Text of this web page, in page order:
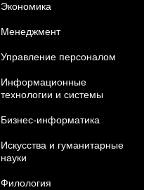
Экономика
Менеджмент
Управление персоналом
Информационные
технологии и системы
Бизнес-информатика
Искусства и гуманитарные
науки
Филология